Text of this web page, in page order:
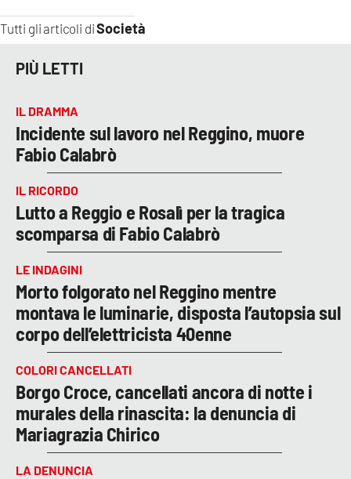
Tutti gli articoli diSocietà
PIÙ LETTI
IL DRAMMA
Incidente sul lavoro nel Reggino, muore
Fabio Calabrò
IL RICORDO
Lutto a Reggio e Rosalì per la tragica
scomparsa di Fabio Calabrò
LE INDAGINI
Morto folgorato nel Reggino mentre
montava le luminarie, disposta l’autopsia sul
corpo dell’elettricista 40enne
COLORI CANCELLATI
Borgo Croce, cancellati ancora di notte i
murales della rinascita: la denuncia di
Mariagrazia Chirico
LA DENUNCIA